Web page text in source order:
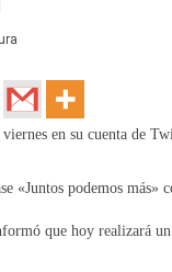
en su cuenta de
«Juntos podemos más»
que hoy realizará un